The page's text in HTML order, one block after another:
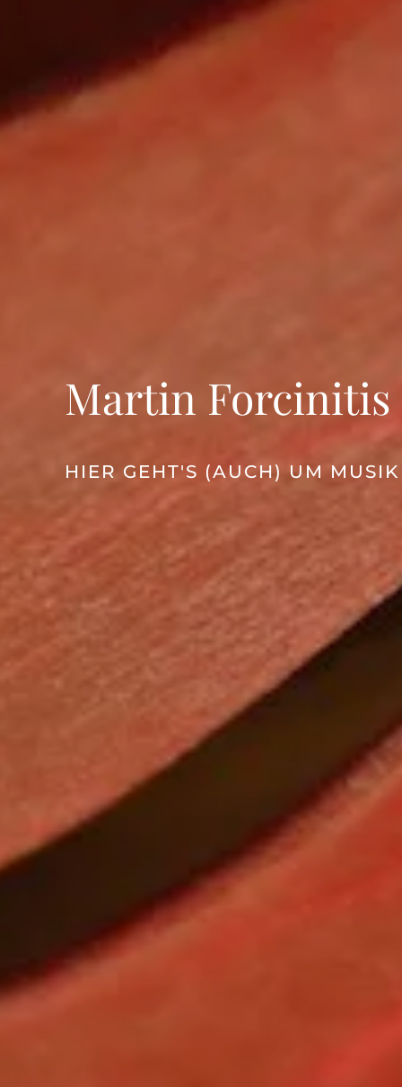
Martin Forcinitis
HIER GEHT'S (AUCH) UM MUSIK